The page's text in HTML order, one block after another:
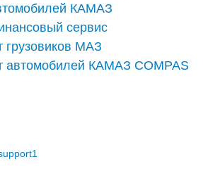
КАМАЗ
сервис
грузовиков МАЗ
автомобилей КАМАЗ COMPAS